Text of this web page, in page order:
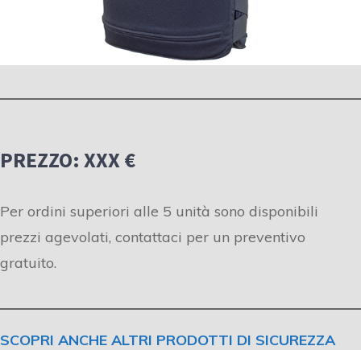
PREZZO: XXX €
Per ordini superiori alle 5 unità sono disponibili
prezzi agevolati, contattaci per un preventivo
gratuito.
SCOPRI ANCHE ALTRI PRODOTTI DI SICUREZZA